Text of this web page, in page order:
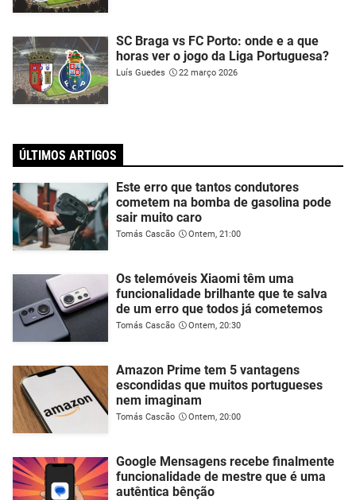
SC Braga vs FC Porto: onde e a que
horas ver o jogo da Liga Portuguesa?
Luís Guedes 22 março 2026
ÚLTIMOS ARTIGOS
Este erro que tantos condutores
cometem na bomba de gasolina pode
sair muito caro
Tomás Cascão Ontem, 21:00
Os telemóveis Xiaomi têm uma
funcionalidade brilhante que te salva
de um erro que todos já cometemos
Tomás Cascão Ontem, 20:30
Amazon Prime tem 5 vantagens
escondidas que muitos portugueses
nem imaginam
Tomás Cascão Ontem, 20:00
Google Mensagens recebe finalmente
funcionalidade de mestre que é uma
autêntica bênção